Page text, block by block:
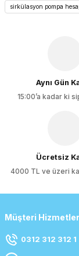
Ürün
sirkülasyon pompa
Aynı Gün
15:00’a kadar ki
Ücretsiz
4000 TL ve üzeri
Müşteri
0312 312 312 1